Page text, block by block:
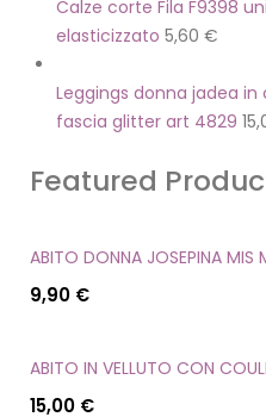
Calze corte Fila F9398
elasticizzato 5,60 €
Leggings donna jadea
fascia glitter art 4829
Featured
ABITO DONNA JOSEPINA MIS
9,90 €
ABITO IN VELLUTO CON
15,00 €